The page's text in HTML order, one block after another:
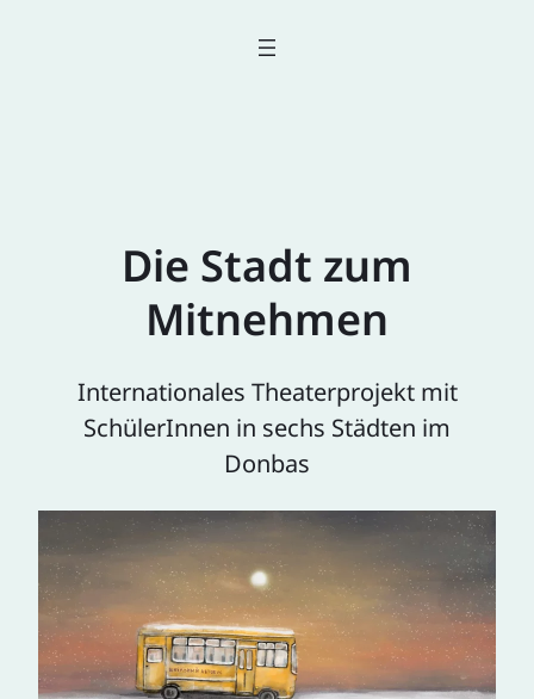
Die Stadt zum
Mitnehmen
Internationales Theaterprojekt mit
SchülerInnen in sechs Städten im
Donbas